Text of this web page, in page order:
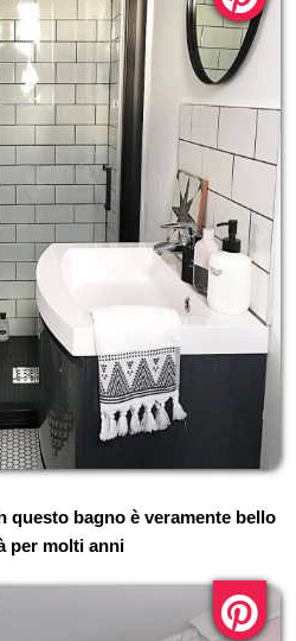
questo bagno è veramente bello
per molti anni